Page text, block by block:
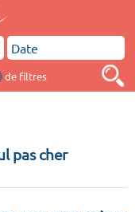
de filtres
pas cher